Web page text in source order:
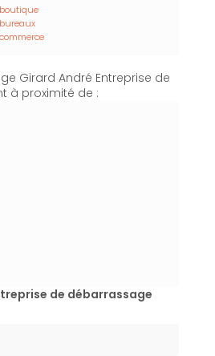
Girard André Entreprise de
à proximité de :
de débarrassage